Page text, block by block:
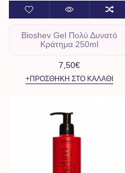
Bioshev Gel Πολύ Δυνατό
Κράτημα 250ml
7,50€
+ΠΡΟΣΘΉΚΗ ΣΤΟ ΚΑΛΆΘΙ